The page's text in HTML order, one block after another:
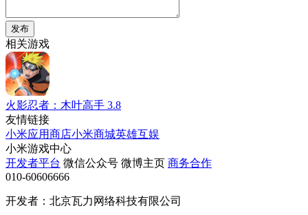
发布
相关游戏
火影忍者：木叶高手 3.8
友情链接
小米应用商店小米商城英雄互娱
小米游戏中心
开发者平台 微信公众号 微博主页 商务合作
010-60606666
开发者：北京瓦力网络科技有限公司